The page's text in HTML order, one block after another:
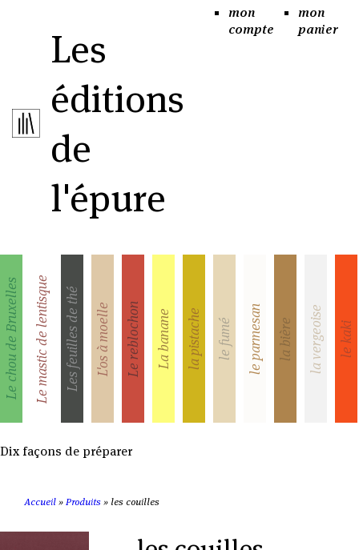
Les
éditions
de
l'épure
mon
compte
mon
panier
Dix façons de préparer
Le chou de BruxellesLe mastic de lentisqueLes feuilles de thé L'os à moelle Le reblochon La banane la pistache le fumé le parmesan la bière la vergeoise le kaki
Accueil » Produits » les couilles